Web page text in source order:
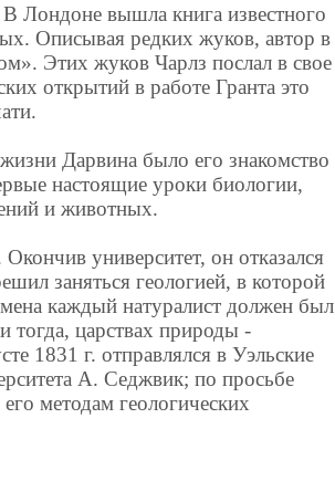
Лондоне вышла книга известного
Описывая редких жуков, автор в
Этих жуков Чарлз послал в свое
открытий в работе Гранта это
Дарвина было его знакомство
настоящие уроки биологии,
и животных.
университет, он отказался
заняться геологией, в которой
каждый натуралист должен был
тогда, царствах природы -
1831 г. отправлялся в Уэльские
А. Седжвик; по просьбе
методам геологических